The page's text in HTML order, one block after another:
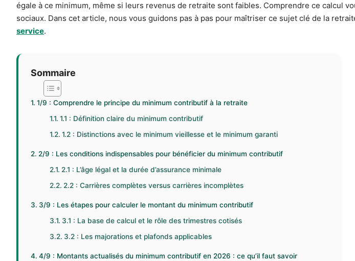
égale à ce minimum, même si leurs revenus de retraite sont faibles. Comprendre ce calcul
sociaux. Dans cet article, nous vous guidons pas à pas pour maîtriser ce sujet clé de la
service.
Sommaire
1/9 : Comprendre le principe du minimum contributif à la retraite
1.1 : Définition claire du minimum contributif
1.2 : Distinctions avec le minimum vieillesse et le minimum garanti
2/9 : Les conditions indispensables pour bénéficier du minimum contributif
2.1 : L’âge légal et la durée d’assurance minimale
2.2 : Carrières complètes versus carrières incomplètes
3/9 : Les étapes pour calculer le montant du minimum contributif
3.1 : La base de calcul et le rôle des trimestres cotisés
3.2 : Les majorations et plafonds applicables
4/9 : Montants actualisés du minimum contributif en 2026 : ce qu’il faut savoir